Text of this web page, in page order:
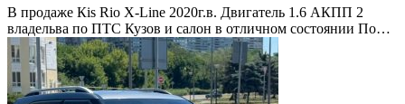
В продаже Кis Rio X-Line 2020г.в. Двигатель 1.6 АКПП 2
владельва по ПТС Кузов и салон в отличном состоянии По…